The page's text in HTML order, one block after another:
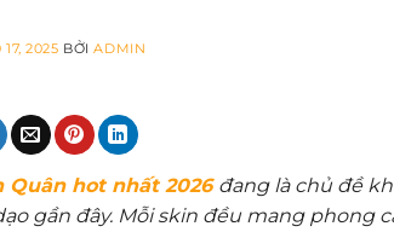
2025 BỞIADMIN
Quân hot nhất 2026 đang là chủ đề
gần đây. Mỗi skin đều mang phong